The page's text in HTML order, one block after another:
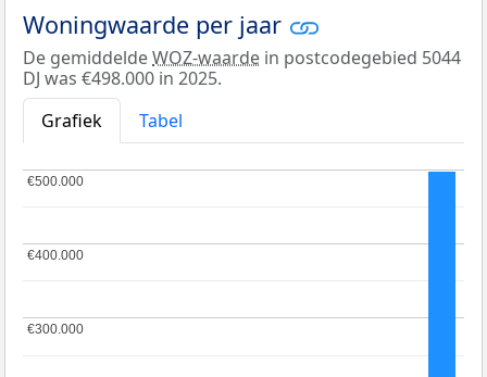
Woningwaarde per jaar
De gemiddeldeWOZ-waarde in postcodegebied 5044
DJ was €498.000 in 2025.
Grafiek
Tabel
€300.000
€300.000
€400.000
€400.000
€500.000
€500.000